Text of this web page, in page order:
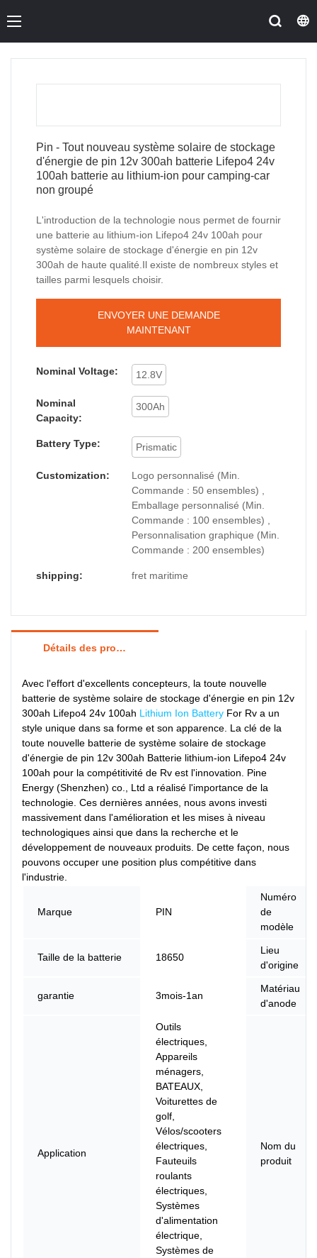
Pin - Tout nouveau système solaire de stockage
d'énergie de pin 12v 300ah batterie Lifepo4 24v
100ah batterie au lithium-ion pour camping-car
non groupé
L'introduction de la technologie nous permet de fournir
une batterie au lithium-ion Lifepo4 24v 100ah pour
système solaire de stockage d'énergie en pin 12v
300ah de haute qualité.Il existe de nombreux styles et
tailles parmi lesquels choisir.
ENVOYER UNE DEMANDE
MAINTENANT
Nominal Voltage: 12.8V
Nominal
Capacity:
300Ah
Battery Type: Prismatic
Customization:
Logo personnalisé (Min.
Commande : 50 ensembles) ,
Emballage personnalisé (Min.
Commande : 100 ensembles) ,
Personnalisation graphique (Min.
Commande : 200 ensembles)
shipping: fret maritime
Détails des produits
Avec l'effort d'excellents concepteurs, la toute nouvelle
batterie de système solaire de stockage d'énergie en pin 12v
300ah Lifepo4 24v 100ah Lithium Ion Battery For Rv a un
style unique dans sa forme et son apparence. La clé de la
toute nouvelle batterie de système solaire de stockage
d'énergie de pin 12v 300ah Batterie lithium-ion Lifepo4 24v
100ah pour la compétitivité de Rv est l'innovation. Pine
Energy (Shenzhen) co., Ltd a réalisé l'importance de la
technologie. Ces dernières années, nous avons investi
massivement dans l'amélioration et les mises à niveau
technologiques ainsi que dans la recherche et le
développement de nouveaux produits. De cette façon, nous
pouvons occuper une position plus compétitive dans
l'industrie.
Marque PIN
Numéro
de
modèle
Taille de la batterie 18650
Lieu
d'origine
garantie 3mois-1an
Matériau
d'anode
Application
Outils
électriques,
Appareils
ménagers,
BATEAUX,
Voiturettes de
golf,
Vélos/scooters
électriques,
Fauteuils
roulants
électriques,
Systèmes
d'alimentation
électrique,
Systèmes de
Nom du
produit